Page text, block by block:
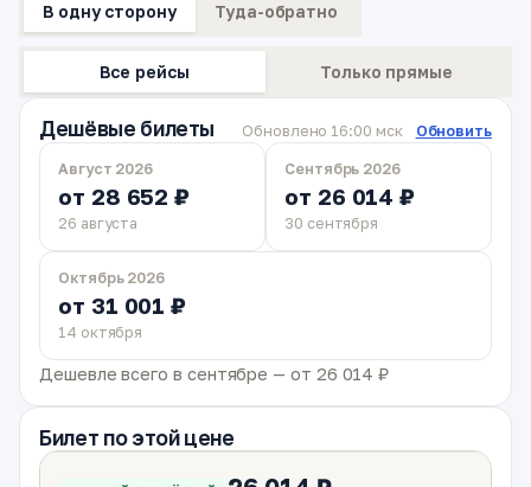
В одну сторону Туда-обратно
Все рейсы Только прямые
Дешёвые билеты Обновлено 16:00 мск Обновить
Август 2026
от 28 652 ₽
26 августа
Сентябрь 2026
от 26 014 ₽
30 сентября
Октябрь 2026
от 31 001 ₽
14 октября
Дешевле всего в сентябре — от 26 014 ₽
Билет по этой цене